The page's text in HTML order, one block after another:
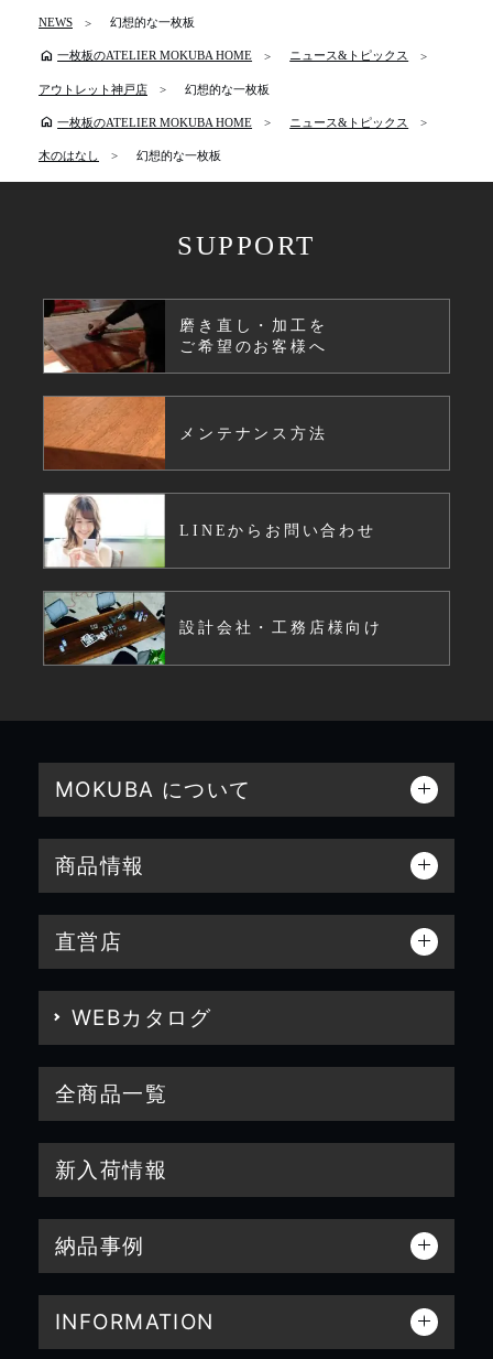
NEWS 幻想的な一枚板
home 一枚板のATELIER MOKUBA HOME ニュース&トピックス
アウトレット神戸店 幻想的な一枚板
home 一枚板のATELIER MOKUBA HOME ニュース&トピックス
木のはなし 幻想的な一枚板
SUPPORT
磨き直し・加工を
ご希望のお客様へ
メンテナンス方法
LINEからお問い合わせ
設計会社・工務店様向け
MOKUBA について
商品情報
直営店
WEBカタログ
全商品一覧
新入荷情報
納品事例
INFORMATION